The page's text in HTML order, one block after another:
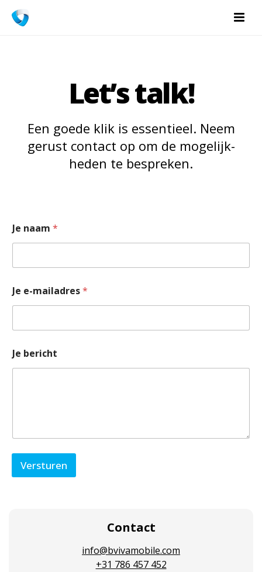
Let’s talk!
Een goede klik is essentieel. Neem
gerust contact op om de mogelijk­
heden te bespreken.
Je naam *
Je e-mailadres*
e
r
Je bericht
Versturen
Contact
info@bvivamobile.com
+31 786 457 452